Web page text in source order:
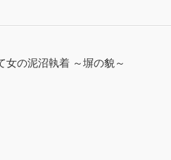
女の泥沼執着 ～塀の貌～